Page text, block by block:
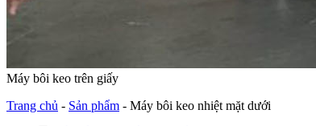
Máy bôi keo trên giấy
Trang chủ - Sản phẩm - Máy bôi keo nhiệt mặt dưới